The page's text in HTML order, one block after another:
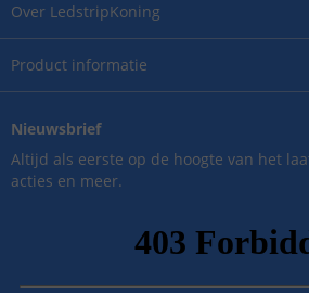
Over LedstripKoning
Product informatie
Nieuwsbrief
Altijd als eerste op de hoogte van het
acties en meer.